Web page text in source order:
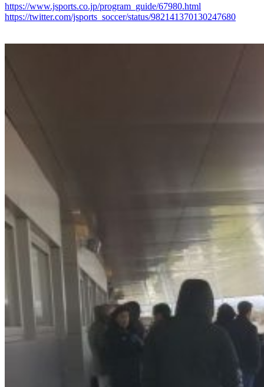
https://www.jsports.co.jp/program_guide/67980.html
https://twitter.com/jsports_soccer/status/982141370130247680